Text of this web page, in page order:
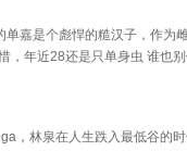
糖醋鲤鱼 第二十
中的村子 第二十
嘉是个彪悍的糙汉子，作为
年近28还是只单身虫 谁也别
，林泉在人生跌入最低谷的